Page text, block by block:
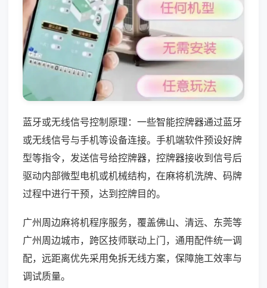
蓝牙或无线信号控制原理：一些智能控牌器通过蓝牙
或无线信号与手机等设备连接。手机端软件预设好牌
型等指令，发送信号给控牌器，控牌器接收到信号后
驱动内部微型电机或机械结构，在麻将机洗牌、码牌
过程中进行干预，达到控牌目的。
广州周边麻将机程序服务，覆盖佛山、清远、东莞等
广州周边城市，跨区技师联动上门，通用配件统一调
配，远距离优先采用免拆无线方案，保障施工效率与
调试质量。